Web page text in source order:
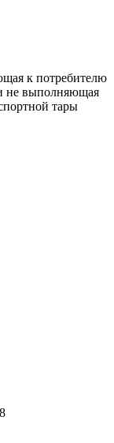
к потребителю
не выполняющая
тары